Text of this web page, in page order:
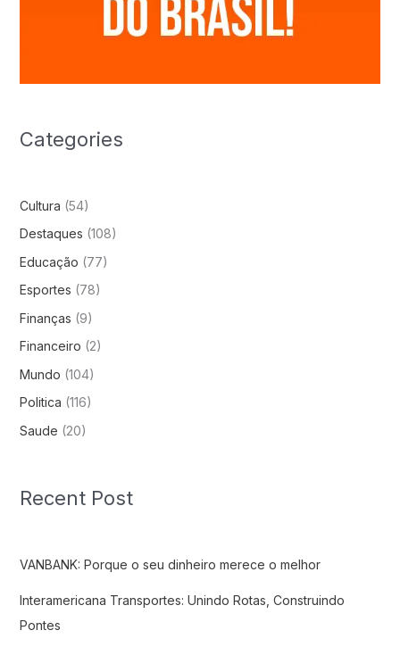
Categories
Cultura (54)
Destaques (108)
Educação (77)
Esportes (78)
Finanças (9)
Financeiro (2)
Mundo (104)
Politica (116)
Saude (20)
Recent Post
VANBANK: Porque o seu dinheiro merece o melhor
Interamericana Transportes: Unindo Rotas, Construindo
Pontes